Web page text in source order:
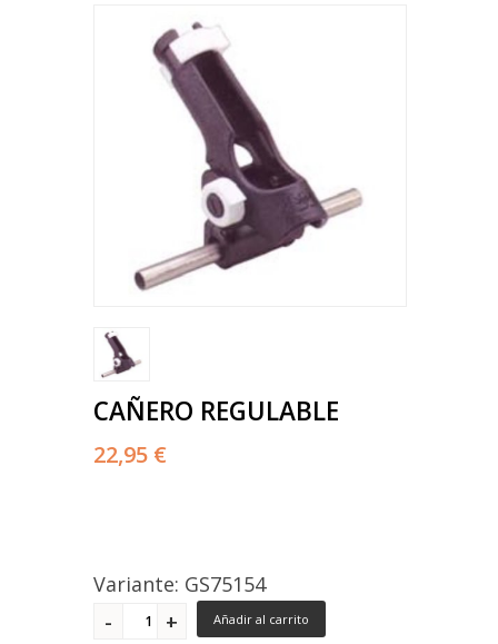
CAÑERO REGULABLE
22,95 €
Variante: GS75154
Añadir al carrito